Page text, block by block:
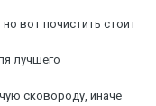
вот почистить стоит
лучшего
сковороду, иначе